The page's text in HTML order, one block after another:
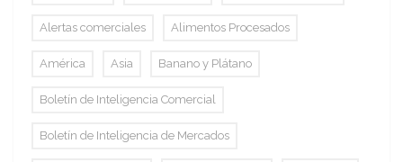
Alertas comerciales Alimentos Procesados
América Asia Banano y Plátano
Boletín de Inteligencia Comercial
Boletín de Inteligencia de Mercados